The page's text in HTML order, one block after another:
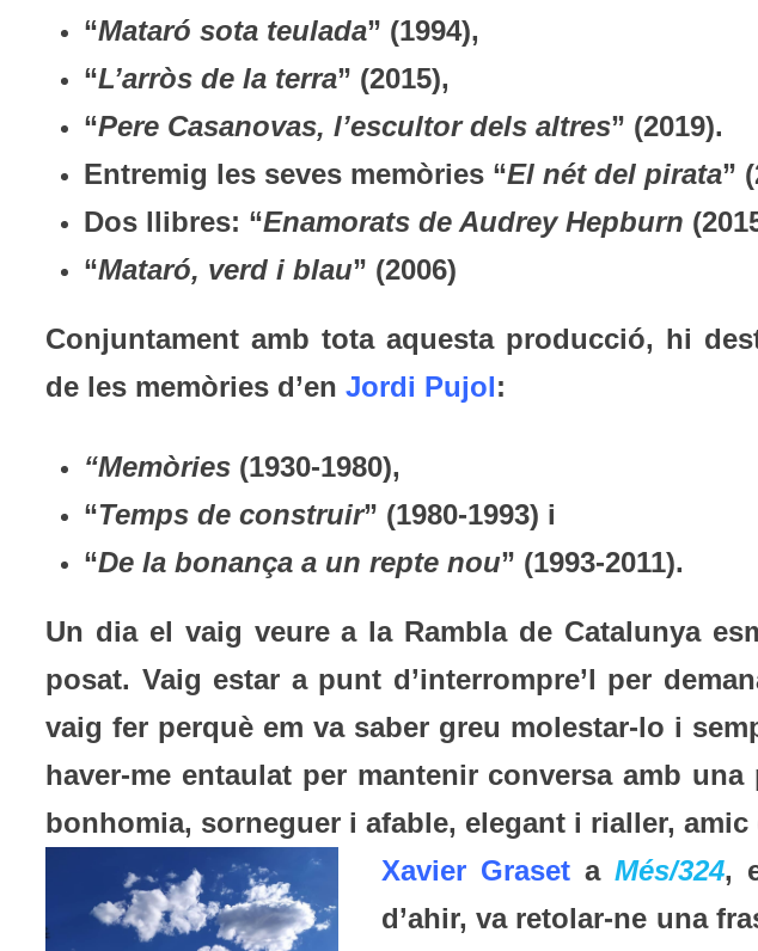
“Mataró sota teulada” (1994),
“L’arròs de la terra” (2015),
“Pere Casanovas, l’escultor dels altres” (2019).
Entremig les seves memòries “El nét del pirata”
Dos llibres: “Enamorats de Audrey Hepburn
“Mataró, verd i blau” (2006)
Conjuntament amb tota aquesta producció, hi
de les memòries d’enJordi Pujol:
“Memòries (1930-1980),
“Temps de construir” (1980-1993) i
“De la bonança a un repte nou” (1993-2011).
Un dia el vaig veure a la Rambla de Catalunya
posat. Vaig estar a punt d’interrompre’l per
vaig fer perquè em va saber greu molestar-lo i
haver-me entaulat per mantenir conversa amb
bonhomia, sorneguer i afable, elegant i rialler, amic
Xavier Graset aMés/324,
d’ahir, va retolar-ne una